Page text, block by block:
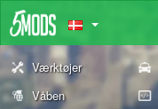
Værktøjer
Våben